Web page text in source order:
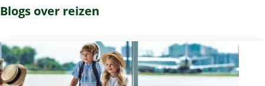
Blogs over reizen